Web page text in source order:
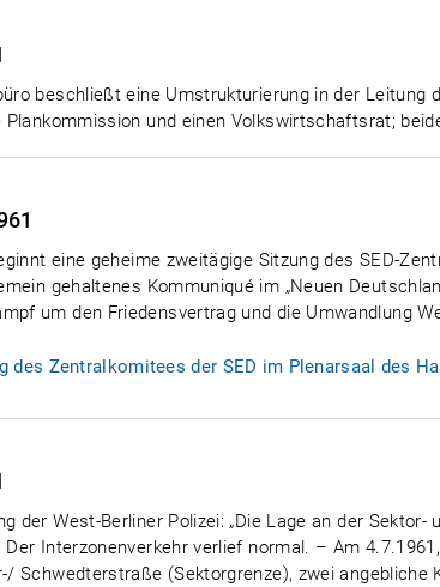
beschließt eine Umstrukturierung in der
Plankommission und einen Volkswirtschaftsrat;
eine geheime zweitägige Sitzung des SED-
gehaltenes Kommuniqué im „Neuen
um den Friedensvertrag und die Umwandlung
des Zentralkomitees der SED im Plenarsaal des
der West-Berliner Polizei: „Die Lage an der Sektor-
Interzonenverkehr verlief normal. – Am
Schwedterstraße (Sektorgrenze), zwei angebliche